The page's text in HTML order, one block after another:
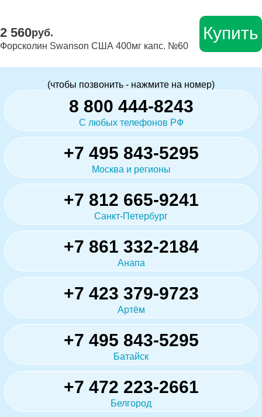
2 560руб.
Форсколин Swanson США 400мг капс. №60
Купить
(чтобы позвонить - нажмите на номер)
8 800 444-8243
С любых телефонов РФ
+7 495 843-5295
Москва и регионы
+7 812 665-9241
Санкт-Петербург
+7 861 332-2184
Анапа
+7 423 379-9723
Артём
+7 495 843-5295
Батайск
+7 472 223-2661
Белгород